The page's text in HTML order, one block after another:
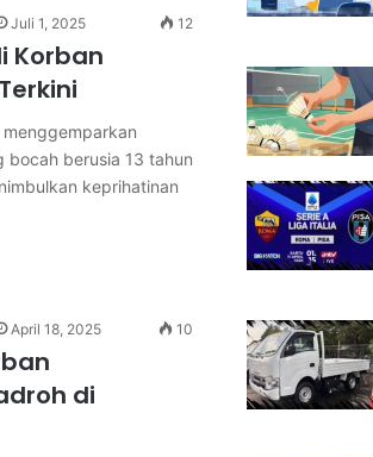
Juli 1, 2025 12
Korban
bocah berusia 13 tahun
keprihatinan
April 18, 2025 10
di